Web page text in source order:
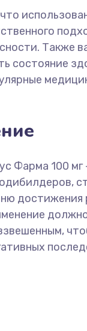
Также
состояние
Фарма 100 мг
достижения